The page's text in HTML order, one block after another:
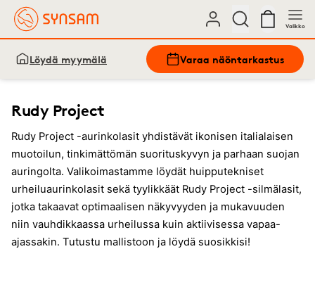
Valikko
Löydä myymälä Varaa näöntarkastus
Rudy Project
Rudy Project -aurinkolasit yhdistävät ikonisen italialaisen
muotoilun, tinkimättömän suorituskyvyn ja parhaan suojan
auringolta. Valikoimastamme löydät huipputekniset
urheiluaurinkolasit sekä tyylikkäät Rudy Project -silmälasit,
jotka takaavat optimaalisen näkyvyyden ja mukavuuden
niin vauhdikkaassa urheilussa kuin aktiivisessa vapaa-
ajassakin. Tutustu mallistoon ja löydä suosikkisi!